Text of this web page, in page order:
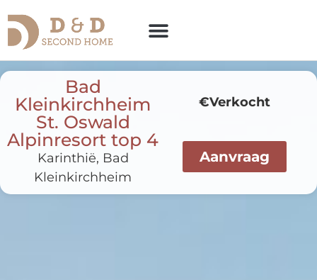
Bad
Kleinkirchheim
St. Oswald
Alpinresort top 4
Karinthië, Bad
Kleinkirchheim
€Verkocht
Aanvraag